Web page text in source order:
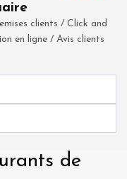
clients / Click and
en ligne / Avis clients
de